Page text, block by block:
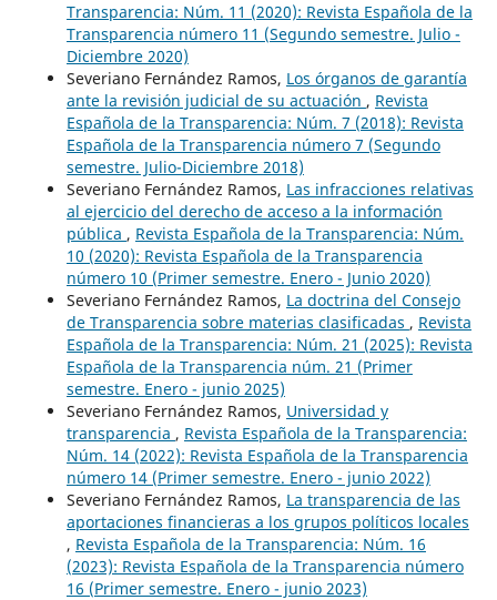
Transparencia: Núm. 11 (2020): Revista Española de la
Transparencia número 11 (Segundo semestre. Julio -
Diciembre 2020)
Severiano Fernández Ramos, Los órganos de garantía
ante la revisión judicial de su actuación , Revista
Española de la Transparencia: Núm. 7 (2018): Revista
Española de la Transparencia número 7 (Segundo
semestre. Julio-Diciembre 2018)
Severiano Fernández Ramos, Las infracciones relativas
al ejercicio del derecho de acceso a la información
pública , Revista Española de la Transparencia: Núm.
10 (2020): Revista Española de la Transparencia
número 10 (Primer semestre. Enero - Junio 2020)
Severiano Fernández Ramos, La doctrina del Consejo
de Transparencia sobre materias clasificadas , Revista
Española de la Transparencia: Núm. 21 (2025): Revista
Española de la Transparencia núm. 21 (Primer
semestre. Enero - junio 2025)
Severiano Fernández Ramos, Universidad y
transparencia , Revista Española de la Transparencia:
Núm. 14 (2022): Revista Española de la Transparencia
número 14 (Primer semestre. Enero - junio 2022)
Severiano Fernández Ramos, La transparencia de las
aportaciones financieras a los grupos políticos locales
, Revista Española de la Transparencia: Núm. 16
(2023): Revista Española de la Transparencia número
16 (Primer semestre. Enero - junio 2023)